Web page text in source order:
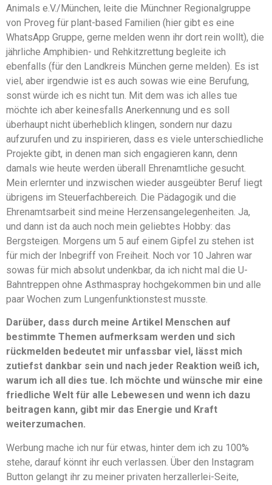
Animals e.V./München, leite die Münchner Regionalgruppe
von Proveg für plant-based Familien (hier gibt es eine
WhatsApp Gruppe, gerne melden wenn ihr dort rein wollt), die
jährliche Amphibien- und Rehkitzrettung begleite ich
ebenfalls (für den Landkreis München gerne melden). Es ist
viel, aber irgendwie ist es auch sowas wie eine Berufung,
sonst würde ich es nicht tun. Mit dem was ich alles tue
möchte ich aber keinesfalls Anerkennung und es soll
überhaupt nicht überheblich klingen, sondern nur dazu
aufzurufen und zu inspirieren, dass es viele unterschiedliche
Projekte gibt, in denen man sich engagieren kann, denn
damals wie heute werden überall Ehrenamtliche gesucht.
Mein erlernter und inzwischen wieder ausgeübter Beruf liegt
übrigens im Steuerfachbereich. Die Pädagogik und die
Ehrenamtsarbeit sind meine Herzensangelegenheiten. Ja,
und dann ist da auch noch mein geliebtes Hobby: das
Bergsteigen. Morgens um 5 auf einem Gipfel zu stehen ist
für mich der Inbegriff von Freiheit. Noch vor 10 Jahren war
sowas für mich absolut undenkbar, da ich nicht mal die U-
Bahntreppen ohne Asthmaspray hochgekommen bin und alle
paar Wochen zum Lungenfunktionstest musste.
Darüber, dass durch meine Artikel Menschen auf
bestimmte Themen aufmerksam werden und sich
rückmelden bedeutet mir unfassbar viel, lässt mich
zutiefst dankbar sein und nach jeder Reaktion weiß ich,
warum ich all dies tue. Ich möchte und wünsche mir eine
friedliche Welt für alle Lebewesen und wenn ich dazu
beitragen kann, gibt mir das Energie und Kraft
weiterzumachen.
Werbung mache ich nur für etwas, hinter dem ich zu 100%
stehe, darauf könnt ihr euch verlassen. Über den Instagram
Button gelangt ihr zu meiner privaten herzallerlei-Seite,